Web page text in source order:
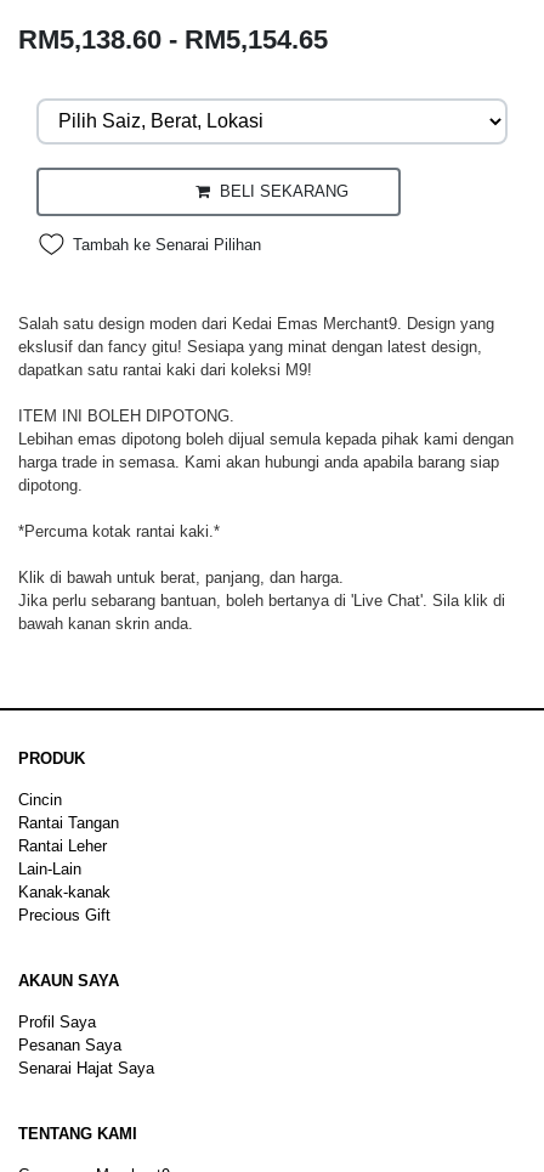
RM5,138.60 - RM5,154.65
BELI SEKARANG
Tambah ke Senarai Pilihan
Salah satu design moden dari Kedai Emas Merchant9. Design yang
ekslusif dan fancy gitu! Sesiapa yang minat dengan latest design,
dapatkan satu rantai kaki dari koleksi M9!
ITEM INI BOLEH DIPOTONG.
Lebihan emas dipotong boleh dijual semula kepada pihak kami dengan
harga trade in semasa. Kami akan hubungi anda apabila barang siap
dipotong.
*Percuma kotak rantai kaki.*
Klik di bawah untuk berat, panjang, dan harga.
Jika perlu sebarang bantuan, boleh bertanya di 'Live Chat'. Sila klik di
bawah kanan skrin anda.
PRODUK
Cincin
Rantai Tangan
Rantai Leher
Lain-Lain
Kanak-kanak
Precious Gift
AKAUN SAYA
Profil Saya
Pesanan Saya
Senarai Hajat Saya
TENTANG KAMI